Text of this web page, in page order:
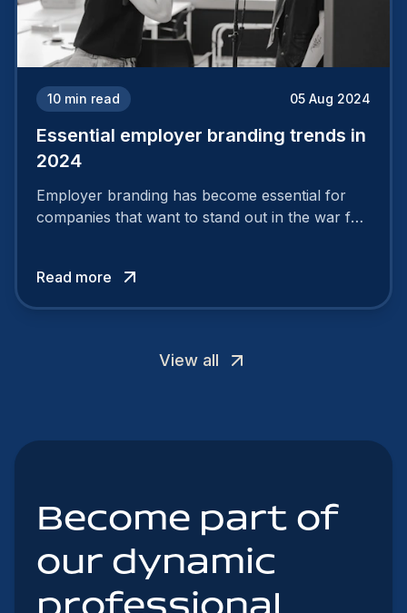
10 min read 05 Aug 2024
Essential employer branding trends in
2024
Employer branding has become essential for
companies that want to stand out in the war for
attract the best profiles.
Read more
View all
Become part of
our dynamic